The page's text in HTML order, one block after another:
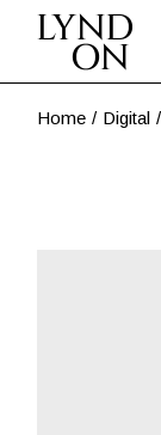
Home Digital